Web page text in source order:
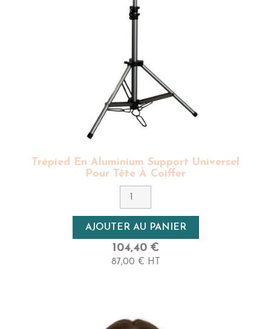
Trépied En Aluminium Support Universel
Pour Tête À Coiffer
AJOUTER AU PANIER
104,40 €
87,00 € HT